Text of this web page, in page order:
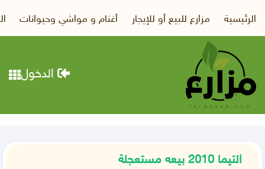
الرئيسية مزارع للبيع أو للإيجار أغنام و مواشي وحيوانات
الدخول
التيما 2010 بيعه مستعجلة